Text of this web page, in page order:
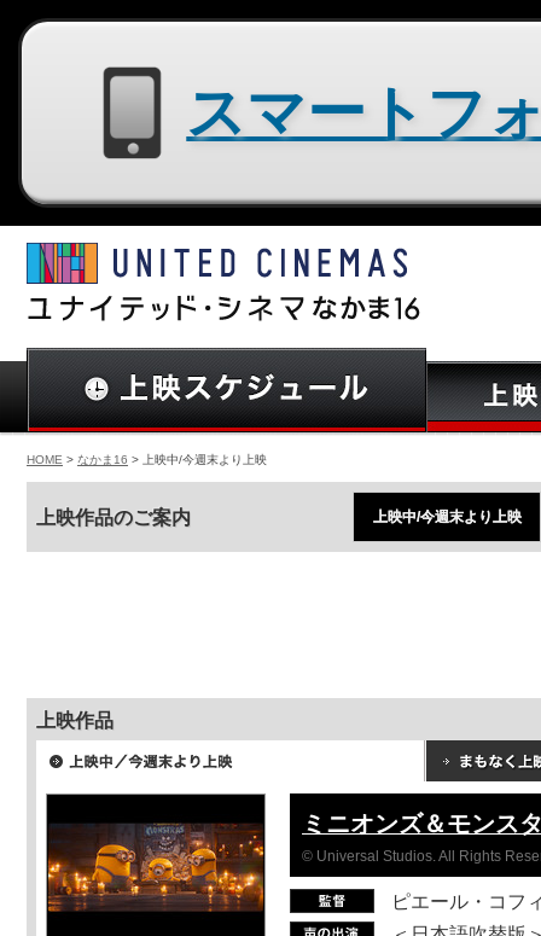
HOME > なかま16 > 上映中/今週末より上映
上映作品のご案内 上映中/今週末より上映
上映作品
ミニオンズ＆モンス
© Universal Studios. All Rights
ピエール・コフ